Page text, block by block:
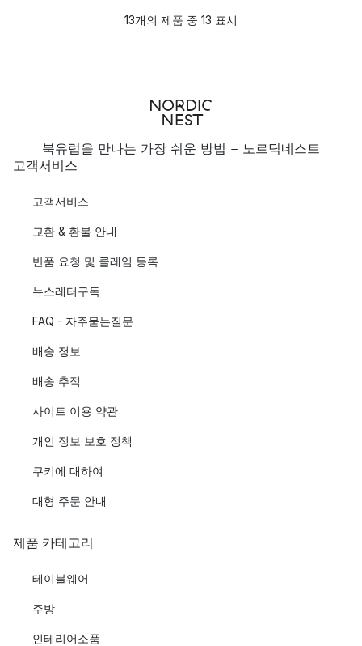
13개의 제품 중 13 표시
북유럽을 만나는 가장 쉬운 방법 - 노르딕네스트
고객서비스
고객서비스
교환 & 환불 안내
반품 요청 및 클레임 등록
뉴스레터구독
FAQ - 자주묻는질문
배송 정보
배송 추적
사이트 이용 약관
개인 정보 보호 정책
쿠키에 대하여
대형 주문 안내
제품 카테고리
테이블웨어
주방
인테리어소품